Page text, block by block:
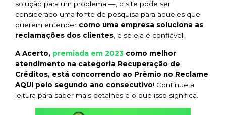
solução para um problema —, o site pode ser
considerado uma fonte de pesquisa para aqueles que
querem entender como uma empresa soluciona as
reclamações dos clientes e se ela é confiável.
A Acerto, premiada em 2023 como melhor
atendimento na categoria Recuperação de
Créditos, está concorrendo ao Prêmio no Reclame
AQUI pelo segundo ano consecutivo! Continue a
leitura para saber mais detalhes e o que isso significa.